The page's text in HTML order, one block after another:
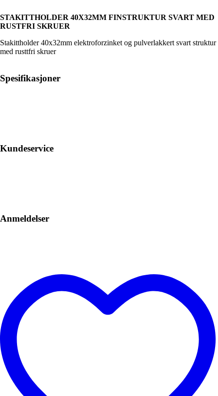
STAKITTHOLDER 40X32MM FINSTRUKTUR SVART MED
RUSTFRI SKRUER
Stakittholder 40x32mm elektroforzinket og pulverlakkert svart struktur
med rusttfri skruer
Spesifikasjoner
Kundeservice
Anmeldelser